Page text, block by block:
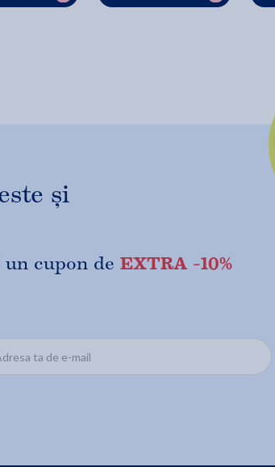
și
cupon de EXTRA -10%